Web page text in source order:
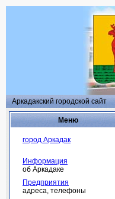
Аркадакский городской сайт
Меню
город Аркадак
Информация
об Аркадаке
Предприятия
адреса, телефоны